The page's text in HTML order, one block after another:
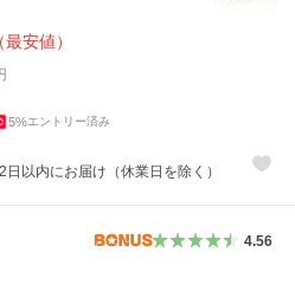
（最安値）
5%エントリー済み
以内にお届け（休業日を除く）
4.56